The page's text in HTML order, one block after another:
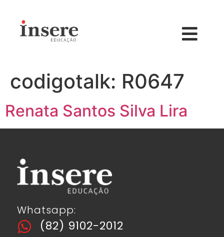
codigotalk: R0647
Renata Santos Silva Lira
Whatsapp:
(82) 9102-2012